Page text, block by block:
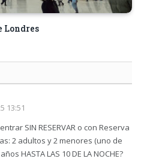
Londres
13:51
SIN RESERVAR o con Reserva
2 adultos y 2 menores (uno de
HASTA LAS 10 DE LA NOCHE?